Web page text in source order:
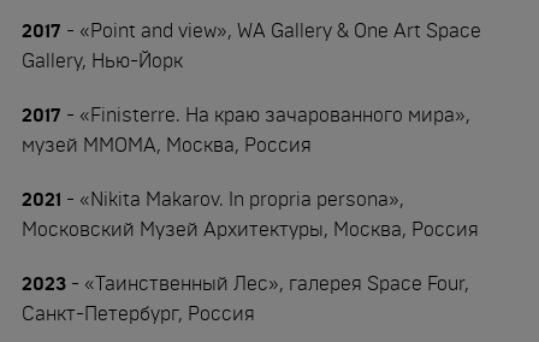
2017 - «Point and view», WA Gallery & One Art Space
Gallery, Нью-Йорк
2017 - «Finisterre. На краю зачарованного мира»,
музей ММOMA, Москва, Россия
2021 - «Nikita Makarov. In propria persona»,
Московский Музей Архитектуры, Москва, Россия
2023 - «Таинственный Лес», галерея Space Four,
Санкт-Петербург, Россия